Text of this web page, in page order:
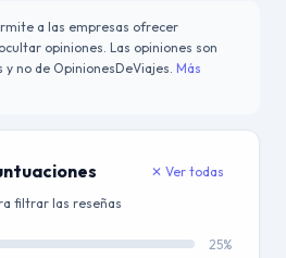
a las empresas ofrecer
opiniones. Las opiniones son
no de OpinionesDeViajes. Más
✕ Ver todas
filtrar las reseñas
25%